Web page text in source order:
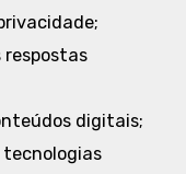
respostas
digitais;